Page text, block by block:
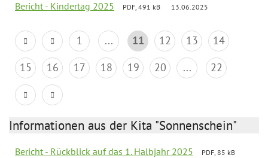
Bericht - Kindertag 2025 PDF, 491 kB 13.06.2025
1 ... 11 12 13
14
15
16 17 18 19 20 ... 22
Informationen aus der Kita "Sonnenschein"
Bericht - Rückblick auf das 1. Halbjahr 2025
PDF, 85 kB